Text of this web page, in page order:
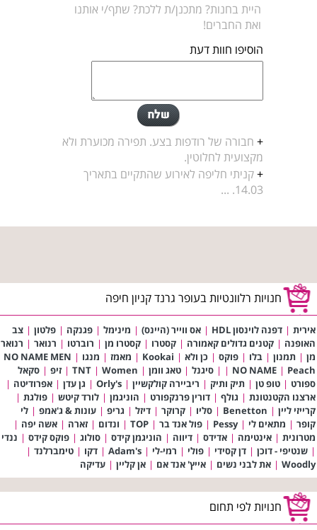
היית בחנות? מתכנן/ת ללכת? שתף/י אותנו
ואת החברים!
הוסיפו חוות דעת
+ חבורה של רודפות בצע. תפירה מכוערת ולא
מקצועית לחלוטין.
+קניתי חליפה לאירוע שהתקיים בתאריך
14.03. ...
חנויות רלוונטיות בעופר גרנד קניון חיפה
אירית | דפנה לוינסון HDL | אס ווייר (היינס) | מינימל | פגנקה | פלטון | צב
האופנה | קטנים גדולים קאמורה | קסטרו | קסטרו מן | רוברטו | רנואר | רנואר
מן | תמנון | בלו | פוקס | כן ולא |
Kookai
| מאמז | מנגו |
NO NAME MEN
| NO NAME | Peach
| סיגנל | טאג וומן |
TNT | Women
| זיפ | סקאל
ספורט | טופ טן | תיק ותיק | ריביירה קולקשיין |
Orly's
| גן עדן | אפרודיטה |
ארצנו הקטנטונת | גולף | דורין פרנקפורט | הוניגמן | לורד קיטש | פולגת |
קרייזי ליין |
Benetton
| סליו | קרוקר | דיזל | גריפ | עונות & ג'אמפ | לי
קופר | מתאים לי |
Pessy
| פול אנד בר |
TOP
| ונדום | זארה | אשה יפה |
מטרונית | אינטימה | אדידס | דיווה | הוניגמן קידס | סולוג | פוקס קידס | ננדי
| שנטיפי - דוכן | דן קסידי | פולי | רמי-לי |
Adam's
| דקו | טימברלנד |
Woodly
| את לבני נשים | אייץ' אנד אם | אן קליין | עדיקה
חנויות לפי תחום